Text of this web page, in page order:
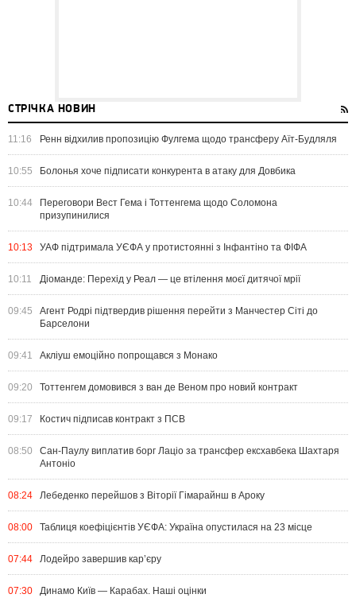
СТРІЧКА НОВИН
11:16 Ренн відхилив пропозицію Фулгема щодо трансферу Аїт-Будляля
10:55 Болонья хоче підписати конкурента в атаку для Довбика
10:44
Переговори Вест Гема і Тоттенгема щодо Соломона
призупинилися
10:13 УАФ підтримала УЄФА у протистоянні з Інфантіно та ФІФА
10:11 Діоманде: Перехід у Реал — це втілення моєї дитячої мрії
09:45
Агент Родрі підтвердив рішення перейти з Манчестер Сіті до
Барселони
09:41 Акліуш емоційно попрощався з Монако
09:20 Тоттенгем домовився з ван де Веном про новий контракт
09:17 Костич підписав контракт з ПСВ
08:50
Сан-Паулу виплатив борг Лаціо за трансфер ексхавбека Шахтаря
Антоніо
08:24 Лебеденко перейшов з Віторії Гімарайнш в Ароку
08:00 Таблиця коефіцієнтів УЄФА: Україна опустилася на 23 місце
07:44 Лодейро завершив кар’єру
07:30 Динамо Київ — Карабах. Наші оцінки